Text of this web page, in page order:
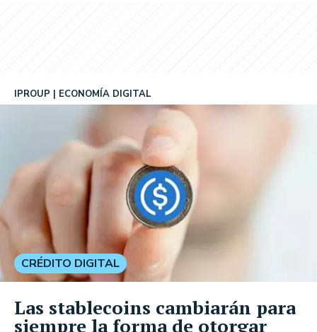
IPROUP ECONOMÍA DIGITAL
CRÉDITO DIGITAL
Las stablecoins cambiarán para
siempre la forma de otorgar